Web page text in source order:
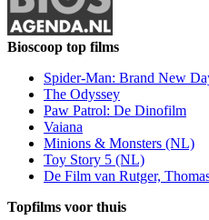
Bioscoop top films
Spider-Man: Brand New
The Odyssey
Paw Patrol: De Dinofilm
Vaiana
Minions & Monsters (NL)
Toy Story 5 (NL)
De Film van Rutger,
Topfilms voor thuis